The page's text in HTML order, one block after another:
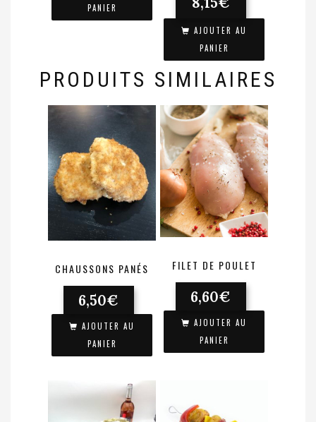
PANIER
AJOUTER AU
PANIER
PRODUITS SIMILAIRES
CHAUSSONS PANÉS
6,50€
AJOUTER AU
PANIER
FILET DE POULET
6,60€
AJOUTER AU
PANIER